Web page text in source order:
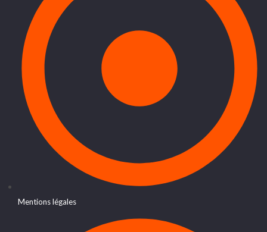
Mentions légales